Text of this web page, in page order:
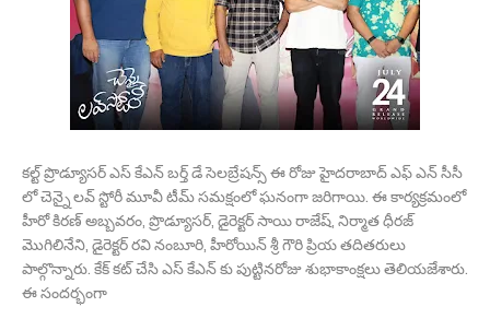
కల్ట్ ప్రొడ్యూసర్ ఎస్ కేఎన్ బర్త్ డే సెలబ్రేషన్స్ ఈ రోజు హైదరాబాద్ ఎఫ్ ఎన్ సీసీ
లో చెన్నై లవ్ స్టోరీ మూవీ టీమ్ సమక్షంలో ఘనంగా జరిగాయి. ఈ కార్యక్రమంలో
హీరో కిరణ్ అబ్బవరం, ప్రొడ్యూసర్, డైరెక్టర్ సాయి రాజేష్, నిర్మాత ధీరజ్
మొగిలినేని, డైరెక్టర్ రవి నంబూరి, హీరోయిన్ శ్రీ గౌరి ప్రియ తదితరులు
పాల్గొన్నారు. కేక్ కట్ చేసి ఎస్ కేఎన్ కు పుట్టినరోజు శుభాకాంక్షలు తెలియజేశారు.
ఈ సందర్భంగా